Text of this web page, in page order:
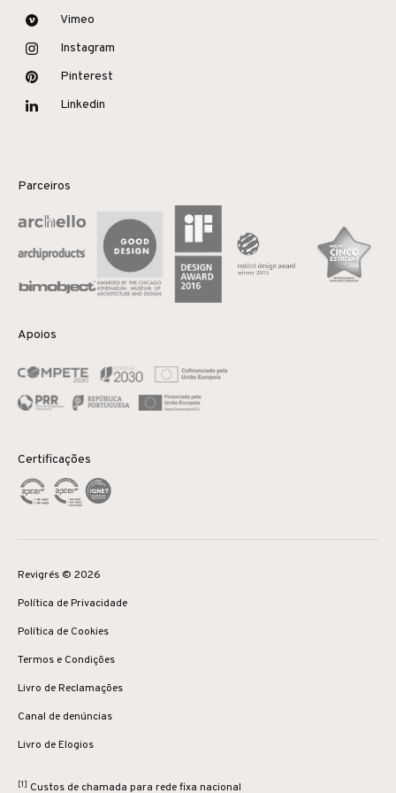
Vimeo
Instagram
Pinterest
Linkedin
Parceiros
Apoios
Certificações
Revigrés © 2026
Política de Privacidade
Política de Cookies
Termos e Condições
Livro de Reclamações
Canal de denúncias
Livro de Elogios
[1] Custos de chamada para rede fixa nacional